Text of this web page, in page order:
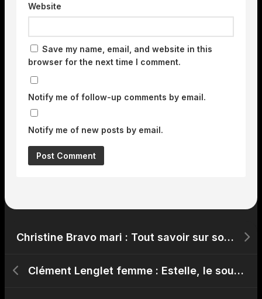
Website
Save my name, email, and website in this
browser for the next time I comment.
Notify me of follow-up comments by email.
Notify me of new posts by email.
Christine Bravo mari : Tout savoir sur son mariage avec Stéphane Bachot en Corse
Clément Lenglet femme : Estelle, le soutien discret du défenseur français